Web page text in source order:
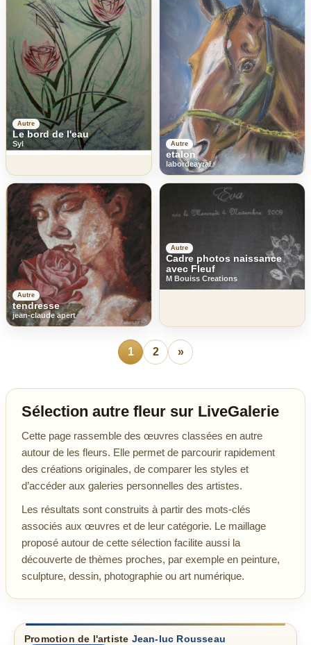
Autre
Le bord de l'eau
Syl Autre
etalon
labordeayral
Autre
tendresse
jean-claude apert
Autre
Cadre photos naissance
avec Fleuf
M Bouiss Creations
1 2 »
Sélection autre fleur sur LiveGalerie
Cette page rassemble des œuvres classées en autre
autour de les fleurs. Elle permet de parcourir rapidement
des créations originales, de comparer les styles et
d’accéder aux galeries personnelles des artistes.
Les résultats sont construits à partir des mots-clés
associés aux œuvres et de leur catégorie. Le maillage
proposé autour de cette sélection facilite aussi la
découverte de thèmes proches, par exemple en peinture,
sculpture, dessin, photographie ou art numérique.
Promotion de l'artiste Jean-luc Rousseau